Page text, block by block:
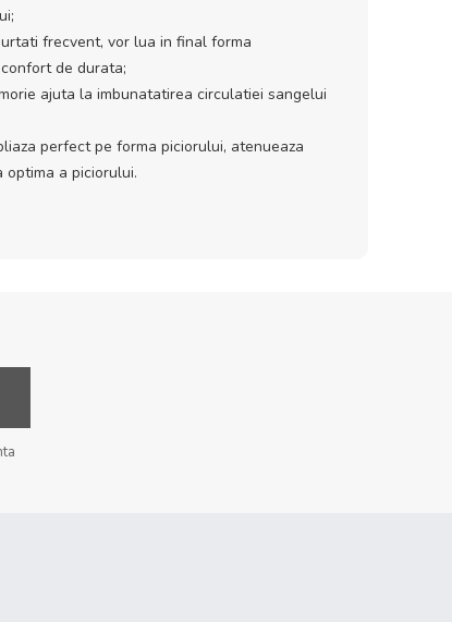
frecvent, vor lua in final forma
de durata;
ajuta la imbunatatirea circulatiei sangelui
perfect pe forma piciorului, atenueaza
a piciorului.